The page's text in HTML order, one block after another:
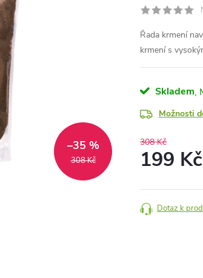
308 Kč
–35 %
Řada krmení
krmení s
Skladem
Možnosti
308 Kč
199 Kč
cena:
Dotaz k